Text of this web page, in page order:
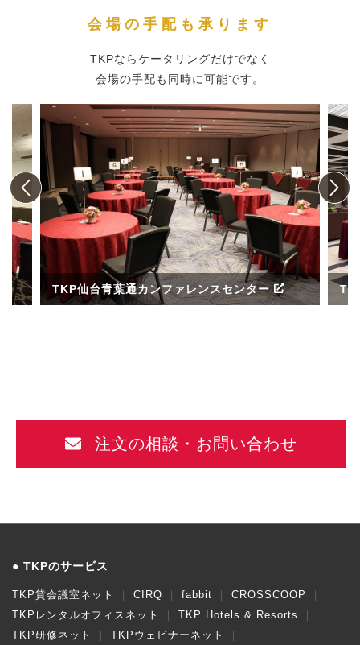
会場の手配も承ります
TKPならケータリングだけでなく
会場の手配も同時に可能です。
TKP仙台青葉通カンファレンスセンター
ル
注文の相談・お問い合わせ
TKPのサービス
TKP貸会議室ネット CIRQ fabbit
CROSSCOOP
TKPレンタルオフィスネット
TKP Hotels & Resorts
TKP研修ネット
TKPウェビナーネット